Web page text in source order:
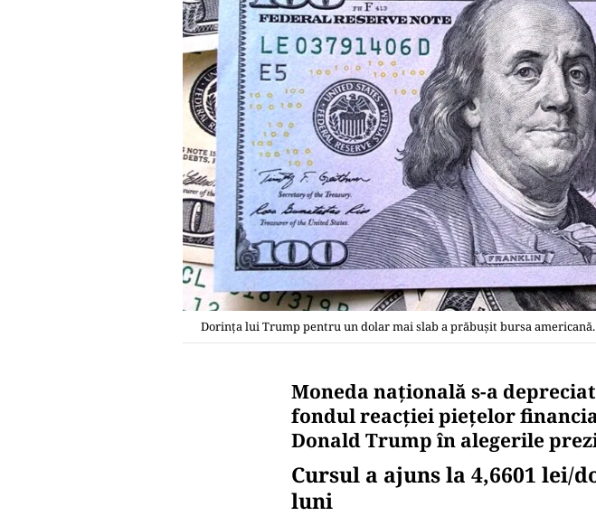
Dorinţa lui Trump pentru un dolar mai slab a prăbuşit bursa americană.
Moneda naţională s-a
fondul reacţiei pieţelor
Donald Trump în alegerile
Cursul a ajuns la 4,6601
luni